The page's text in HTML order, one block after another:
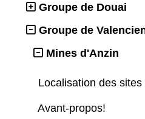
Groupe de Douai
Groupe de
Mines d'Anzin
Localisation des sites
Avant-propos!